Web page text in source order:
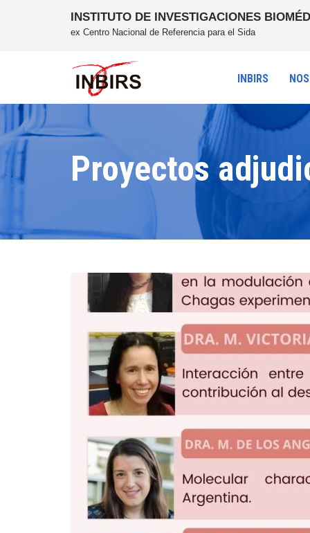
INSTITUTO DE INVESTIGACIONES
ex Centro Nacional de Referencia para el Sida
INBIRS
Proyectos